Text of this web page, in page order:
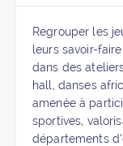
Regrouper les
leurs savoir-
dans des
hall, danses
amenée à
sportives,
départements